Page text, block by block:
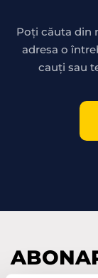
Poți căuta din
adresa o
cauți sau